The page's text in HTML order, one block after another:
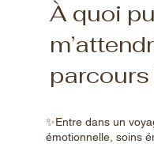
À quoi
✨Entre dans un
émotionnelle, soins